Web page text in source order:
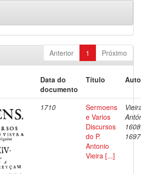
Anterior 1 Próximo
Data do
documento
Título
1710
Sermoens
e Varios
Discursos
do P.
Antonio
Vieira [...]
1697